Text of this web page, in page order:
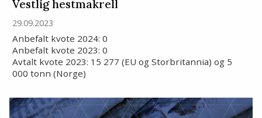
Vestlig hestmakrell
29.09.2023
Anbefalt kvote 2024: 0
Anbefalt kvote 2023: 0
Avtalt kvote 2023: 15 277 (EU og Storbritannia) og 5
000 tonn (Norge)